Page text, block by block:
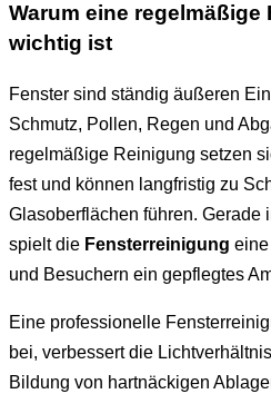
Warum eine
wichtig ist
Fenster sind ständig äußeren
Schmutz, Pollen, Regen und
regelmäßige Reinigung setzen
fest und können langfristig zu
Glasoberflächen führen. Gerade
spielt die Fensterreinigung
und Besuchern ein gepflegtes
Eine professionelle
bei, verbessert die
Bildung von hartnäckigen